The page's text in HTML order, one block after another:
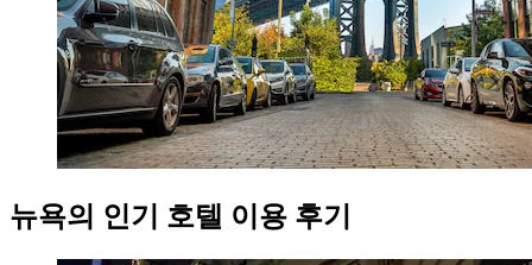
뉴욕의 인기 호텔 이용 후기